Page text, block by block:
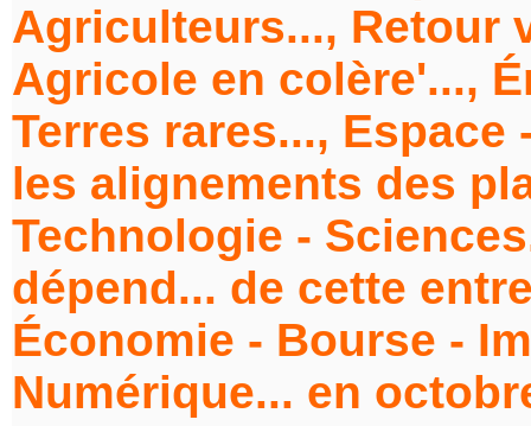
Agriculteurs..., Retour
Agricole en colère'...,
Terres rares...,
les alignements des
Technologie -
dépend... de cette
Économie - Bourse -
Numérique... en